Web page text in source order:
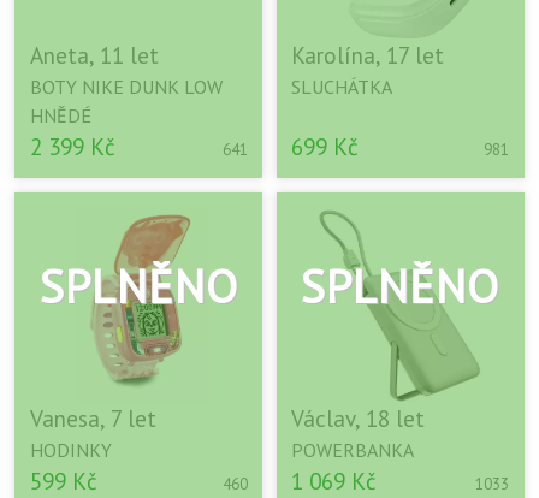
Aneta, 11 let
BOTY NIKE DUNK LOW
HNĚDÉ
2 399 Kč 641
Karolína, 17 let
SLUCHÁTKA
699 Kč 981
Vanesa, 7 let
HODINKY
599 Kč 460
Václav, 18 let
POWERBANKA
1 069 Kč 1033